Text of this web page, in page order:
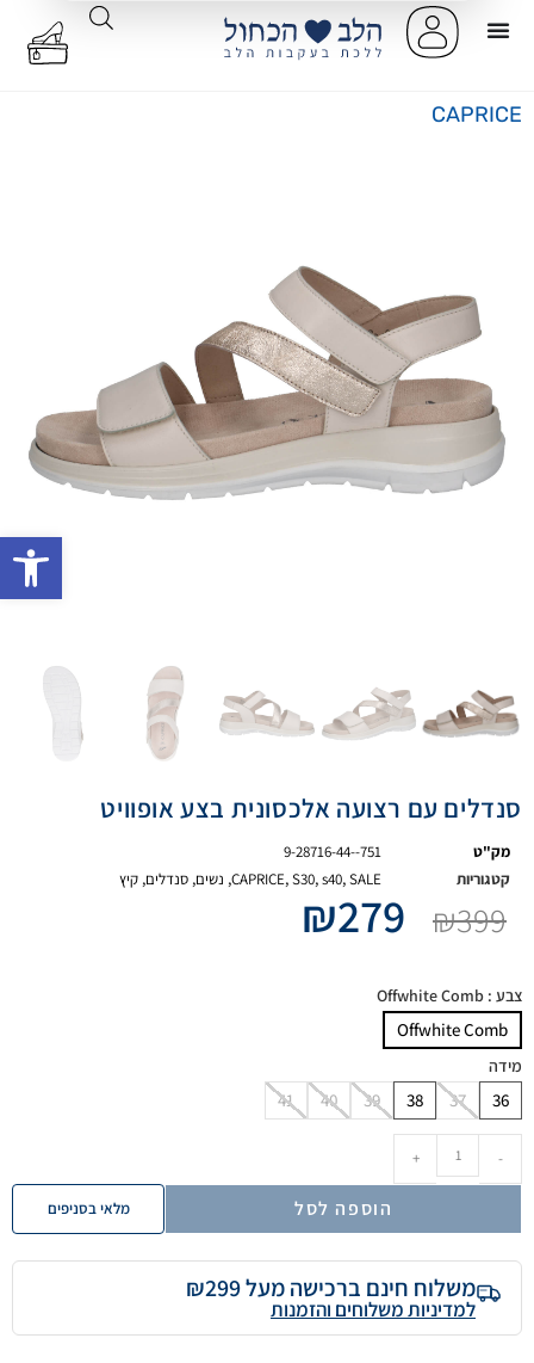
CAPRICE
סנדלים עם רצועה אלכסונית בצע אופוויט
מק"ט
9-28716-44--751
קטגוריות
CAPRICE,S30,s40,SALE
, נשים, סנדלים, קיץ
₪399
₪279
צבע : Offwhite Comb
Offwhite Comb
מידה
36
37
38
39
40
41
-
+
הוספה לסל מלאי בסניפים
משלוח חינם ברכישה מעל ₪299
למדיניות משלוחים והזמנות